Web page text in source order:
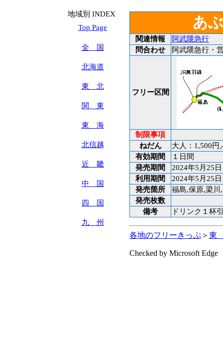
地域別 INDEX
Top Page
全 国
北海道
東 北
関 東
東 海
北信越
近 畿
中 国
四 国
九 州
あ
関連情報
阿武隈急行
問合わせ
阿武隈急行・
フリー区間
制限事項
ねだん
大人：1,500円
有効期間
１日間
発売期間
2024年5月25日
利用期間
2024年5月25日
発売箇所
福島,保原,梁川
発売枚数
備考
ドリンク１杯
各地のフリーきっぷ ＞ 東
Checked by Microsoft Edge